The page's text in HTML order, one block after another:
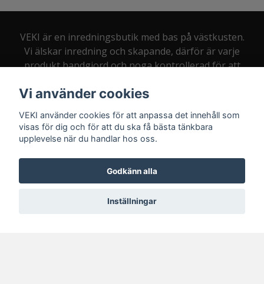
VEKI är en inredningsbutik med bas på västkusten.
Vi älskar inredning och skapande, därför är varje
produkt handgjord och noga kontrollerad för att
Vi använder cookies
VEKI använder cookies för att anpassa det innehåll som
visas för dig och för att du ska få bästa tänkbara
upplevelse när du handlar hos oss.
Godkänn alla
Inställningar